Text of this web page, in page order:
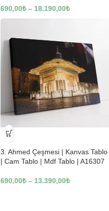
690,00₺ – 18.190,00₺
-23%
3. Ahmed Çeşmesi | Kanvas Tablo
| Cam Tablo | Mdf Tablo | A16307
690,00₺ – 13.390,00₺